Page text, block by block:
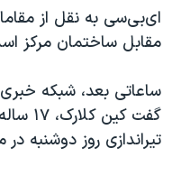
صفحه‌های ویژه
سفر پرزیدنت ترامپ به
ای‌بی‌سی به نقل از
مقابل ساختمان مرکز
ساعاتی بعد،‌ شبکه
تیراندازی روز دوشنبه